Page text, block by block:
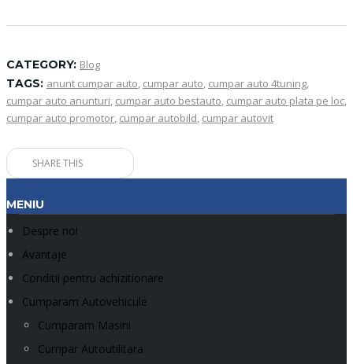
CATEGORY: Blog
TAGS: anunt cumpar auto, cumpar auto, cumpar auto 4tuning,
cumpar auto anunturi, cumpar auto bestauto, cumpar auto plata pe loc,
cumpar auto promotor, cumpar autobild, cumpar autovit
SHARE THIS
MENIU
Despre noi
Avantaje
Conditii pentru achizitionare
Cumparam Autovehicule
Cumparam Masini
Cumpar Autoutilitara